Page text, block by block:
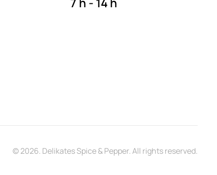
©2026. Delikates Spice & Pepper. All rights reserved.